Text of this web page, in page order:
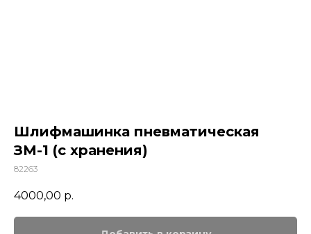
Шлифмашинка пневматическая
ЗМ-1 (с хранения)
82263
4000,00 р.